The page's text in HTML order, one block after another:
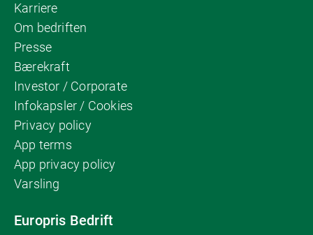
Karriere
Om bedriften
Presse
Bærekraft
Investor / Corporate
Infokapsler / Cookies
Privacy policy
App terms
App privacy policy
Varsling
Europris Bedrift